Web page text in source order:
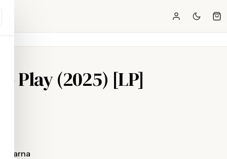
Play (2025) [LP]
Klarna